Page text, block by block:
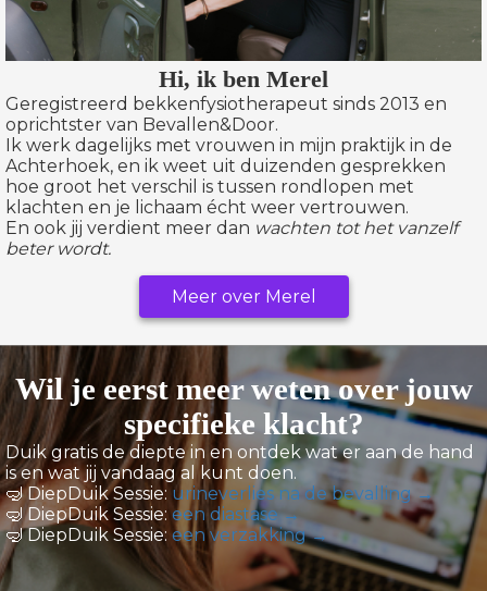
Hi, ik ben Merel
Geregistreerd bekkenfysiotherapeut sinds 2013 en
oprichtster van Bevallen&Door.
Ik werk dagelijks met vrouwen in mijn praktijk in de
Achterhoek, en ik weet uit duizenden gesprekken
hoe groot het verschil is tussen rondlopen met
klachten en je lichaam écht weer vertrouwen.
En ook jij verdient meer dan wachten tot het vanzelf
beter wordt.
Meer over Merel
Wil je eerst meer weten over jouw
specifieke klacht?
Duik gratis de diepte in en ontdek wat er aan de hand
is en wat jij vandaag al kunt doen.
🤿 DiepDuik Sessie: urineverlies na de bevalling →
🤿 DiepDuik Sessie: een diastase →
🤿 DiepDuik Sessie: een verzakking →